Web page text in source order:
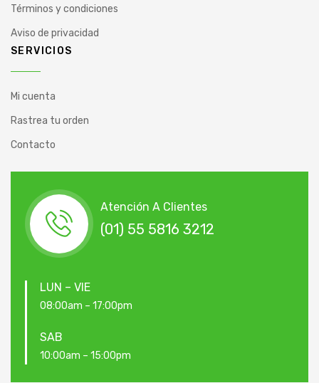
Términos y condiciones
Aviso de privacidad
SERVICIOS
Mi cuenta
Rastrea tu orden
Contacto
Atención A Clientes
(01) 55 5816 3212
LUN – VIE
08:00am – 17:00pm
SAB
10:00am – 15:00pm